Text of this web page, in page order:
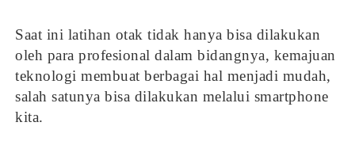
Saat ini latihan otak tidak hanya bisa dilakukan
oleh para profesional dalam bidangnya, kemajuan
teknologi membuat berbagai hal menjadi mudah,
salah satunya bisa dilakukan melalui smartphone
kita.